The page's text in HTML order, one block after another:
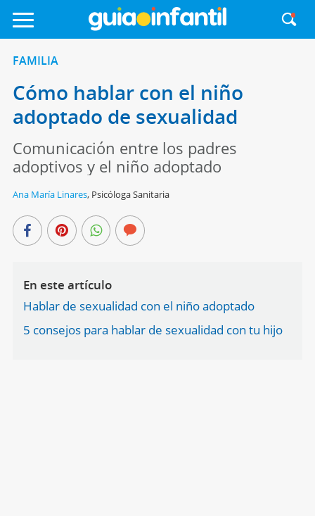
FAMILIA
Cómo hablar con el niño
adoptado de sexualidad
Comunicación entre los padres
adoptivos y el niño adoptado
Ana María Linares, Psicóloga Sanitaria
En este artículo
Hablar de sexualidad con el niño adoptado
5 consejos para hablar de sexualidad con tu hijo